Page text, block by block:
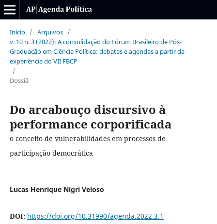
Início / Arquivos /
v. 10 n. 3 (2022): A consolidação do Fórum Brasileiro de Pós-
Graduação em Ciência Política: debates e agendas a partir da
experiência do VII FBCP
/
Dossiê
Do arcabouço discursivo à
performance corporificada
o conceito de vulnerabilidades em processos de
participação democrática
Lucas Henrique Nigri Veloso
DOI: https://doi.org/10.31990/agenda.2022.3.1